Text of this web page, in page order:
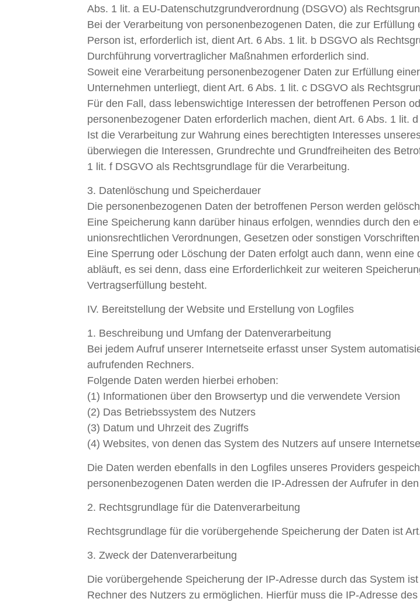
Abs. 1 lit. a EU-Datenschutzgrundverordnung (DSGVO) als
Bei der Verarbeitung von personenbezogenen Daten, die zur
Person ist, erforderlich ist, dient Art. 6 Abs. 1 lit. b DSGVO als
Durchführung vorvertraglicher Maßnahmen erforderlich sind.
Soweit eine Verarbeitung personenbezogener Daten zur Erfüllung
Unternehmen unterliegt, dient Art. 6 Abs. 1 lit. c DSGVO als
Für den Fall, dass lebenswichtige Interessen der betroffenen Person
personenbezogener Daten erforderlich machen, dient Art. 6 Abs. 1 lit.
Ist die Verarbeitung zur Wahrung eines berechtigten Interesses
überwiegen die Interessen, Grundrechte und Grundfreiheiten des
1 lit. f DSGVO als Rechtsgrundlage für die Verarbeitung.
3. Datenlöschung und Speicherdauer
Die personenbezogenen Daten der betroffenen Person werden
Eine Speicherung kann darüber hinaus erfolgen, wenndies durch den
unionsrechtlichen Verordnungen, Gesetzen oder sonstigen
Eine Sperrung oder Löschung der Daten erfolgt auch dann, wenn
abläuft, es sei denn, dass eine Erforderlichkeit zur weiteren
Vertragserfüllung besteht.
IV. Bereitstellung der Website und Erstellung von Logfiles
1. Beschreibung und Umfang der Datenverarbeitung
Bei jedem Aufruf unserer Internetseite erfasst unser System
aufrufenden Rechners.
Folgende Daten werden hierbei erhoben:
(1) Informationen über den Browsertyp und die verwendete Version
(2) Das Betriebssystem des Nutzers
(3) Datum und Uhrzeit des Zugriffs
(4) Websites, von denen das System des Nutzers auf unsere
Die Daten werden ebenfalls in den Logfiles unseres Providers
personenbezogenen Daten werden die IP-Adressen der Aufrufer in
2. Rechtsgrundlage für die Datenverarbeitung
Rechtsgrundlage für die vorübergehende Speicherung der Daten ist
3. Zweck der Datenverarbeitung
Die vorübergehende Speicherung der IP-Adresse durch das System
Rechner des Nutzers zu ermöglichen. Hierfür muss die IP-Adresse